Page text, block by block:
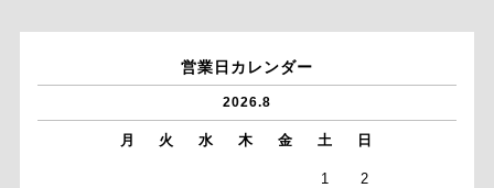
営業日カレンダー
2026.8
月 火 水 木 金 土 日
1 2